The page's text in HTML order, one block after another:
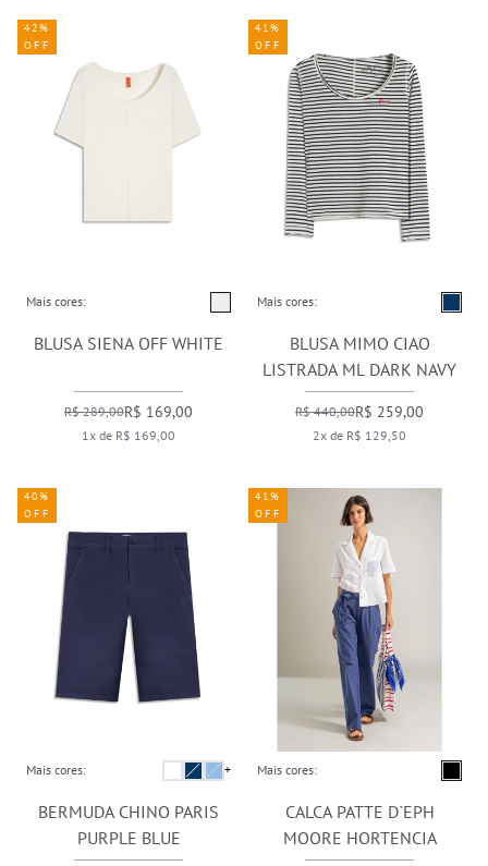
Mais cores:
BLUSA SIENA OFF WHITE
R$ 289,00R$ 169,00
1x de R$ 169,00
42%
OFF
Mais cores:
BLUSA MIMO CIAO
LISTRADA ML DARK NAVY
R$ 440,00R$ 259,00
2x de R$ 129,50
41%
OFF
Mais cores: +
BERMUDA CHINO PARIS
PURPLE BLUE
40%
OFF
Mais cores:
CALCA PATTE D`EPH
MOORE HORTENCIA
41%
OFF